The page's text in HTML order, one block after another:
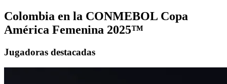
Colombia en la CONMEBOL Copa
América Femenina 2025™
Jugadoras destacadas